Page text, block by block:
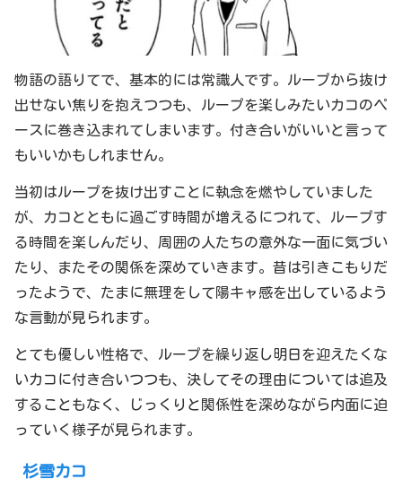
物語の語りてで、基本的には常識人です。ループから抜け
出せない焦りを抱えつつも、ループを楽しみたいカコのペ
ースに巻き込まれてしまいます。付き合いがいいと言って
もいいかもしれません。
当初はループを抜け出すことに執念を燃やしていました
が、カコとともに過ごす時間が増えるにつれて、ループす
る時間を楽しんだり、周囲の人たちの意外な一面に気づい
たり、またその関係を深めていきます。昔は引きこもりだ
ったようで、たまに無理をして陽キャ感を出しているよう
な言動が見られます。
とても優しい性格で、ループを繰り返し明日を迎えたくな
いカコに付き合いつつも、決してその理由については追及
することもなく、じっくりと関係性を深めながら内面に迫
っていく様子が見られます。
杉雪カコ